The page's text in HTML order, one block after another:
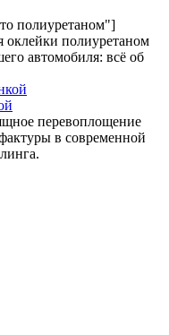
полиуретаном"]
оклейки полиуретаном
автомобиля: всё об
перевоплощение
в современной